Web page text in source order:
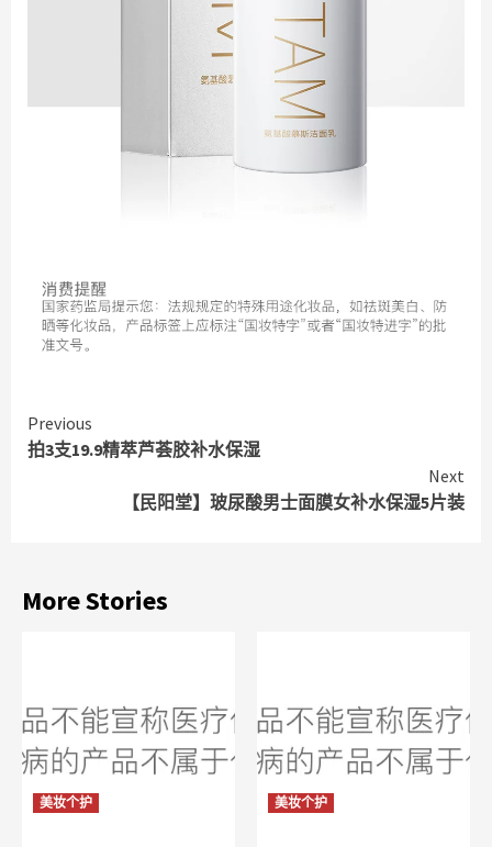
Continue
Reading
Previous
拍3支19.9精萃芦荟胶补水保湿
Next
【民阳堂】玻尿酸男士面膜女补水保湿5片装
More Stories
美妆个护 美妆个护